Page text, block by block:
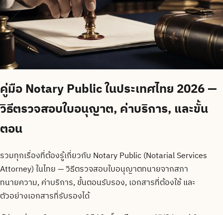
คู่มือ Notary Public ในประเทศไทย 2026 —
วิธีตรวจสอบใบอนุญาต, ค่าบริการ, และขั้น
ตอน
รวมทุกเรื่องที่ต้องรู้เกี่ยวกับ Notary Public (Notarial Services
Attorney) ในไทย — วิธีตรวจสอบใบอนุญาตทนายจากสภา
ทนายความ, ค่าบริการ, ขั้นตอนรับรอง, เอกสารที่ต้องใช้ และ
ตัวอย่างเอกสารที่รับรองได้